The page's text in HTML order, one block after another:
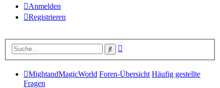
Anmelden
Registrieren
Suche
MightandMagicWorld Foren-Übersicht Häufig gestellte
Fragen